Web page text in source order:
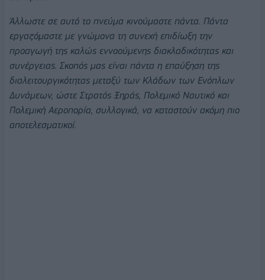
Άλλωστε σε αυτό το πνεύμα κινούμαστε πάντα. Πάντα
εργαζόμαστε με γνώμονα τη συνεχή επιδίωξη την
προαγωγή της καλώς εννοούμενης διακλαδικότητας και
συνέργειας. Σκοπός μας είναι πάντα η επαύξηση της
διαλειτουργικότητας μεταξύ των Κλάδων των Ενόπλων
Δυνάμεων, ώστε Στρατός Ξηράς, Πολεμικό Ναυτικό και
Πολεμική Αεροπορία, συλλογικά, να καταστούν ακόμη πιο
αποτελεσματικοί.